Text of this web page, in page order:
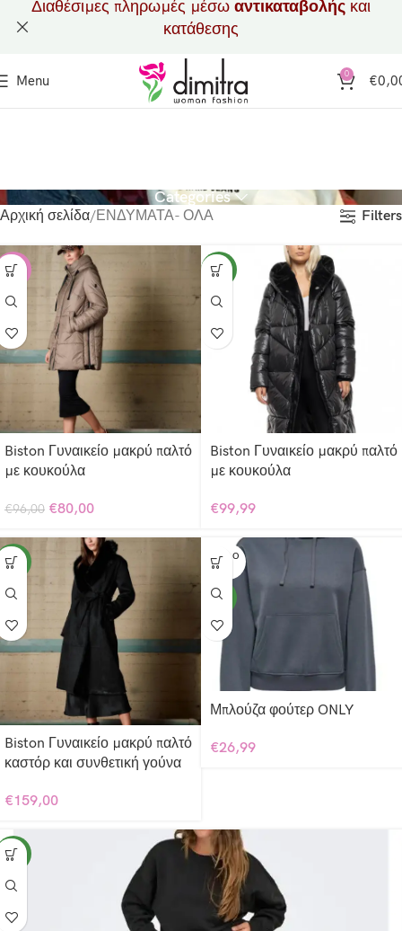
Menu 0 €
Categories
Αρχική σελίδα ΕΝΔΥΜΑΤΑ- ΟΛΑ Filters
-17%
Biston Γυναικείο μακρύ παλτό
με κουκούλα
€96,00 €80,00
NEW
Biston Γυναικείο μακρύ παλτό
με κουκούλα
€99,99
NEW
Biston Γυναικείο μακρύ παλτό
καστόρ και συνθετική γούνα
€159,00
SOLD O
UT
NEW
Μπλούζα φούτερ ONLY
€26,99
NEW
Διαθέσιμες πληρωμές μέσω αντικαταβολής και
κατάθεσης